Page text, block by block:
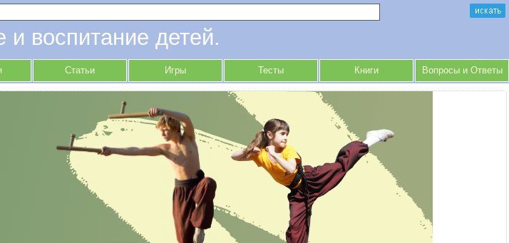
и воспитание детей.
Статьи Игры Тесты Книги Вопросы и Ответы